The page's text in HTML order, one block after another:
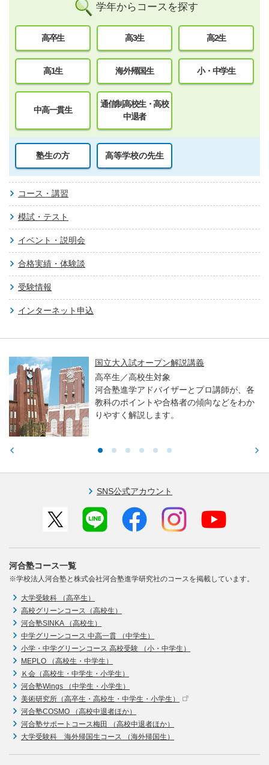
学年からコースを探す
高卒生 高3生 高2生
高1生 海外帰国生 小・中学生
中高一貫生
通信制高校生・高校
中退者
塾生の方 高等学校の先生
コース・講習
模試・テスト
イベント・説明会
合格実績・体験談
受験情報
インターネット申込
国立大入試オープン解説講義
高卒生／高校生対象
河合塾進学アドバイザーとプロ講師が、各
教科のポイントや合格者の傾向などをわか
りやすく解説します。
SNS公式アカウント
河合塾コース一覧
※学校法人河合塾と株式会社河合塾進学研究社のコースを掲載しています。
大学受験科 （高卒生）
高校グリーンコース（高校生）
河合塾SINKA （高校生）
中学グリーンコース 中高一貫 （中学生）
小学・中学グリーンコース 高校受験 （小・中学生）
MEPLO （高校生・中学生）
Ｋ会（高校生・中学生・小学生）
河合塾Wings （中学生・小学生）
美術研究所（高卒生・高校生・中学生・小学生）
河合塾COSMO （高校中退者ほか）
河合塾サポートコース梅田 （高校中退者ほか）
大学受験科 海外帰国生コース （海外帰国生）